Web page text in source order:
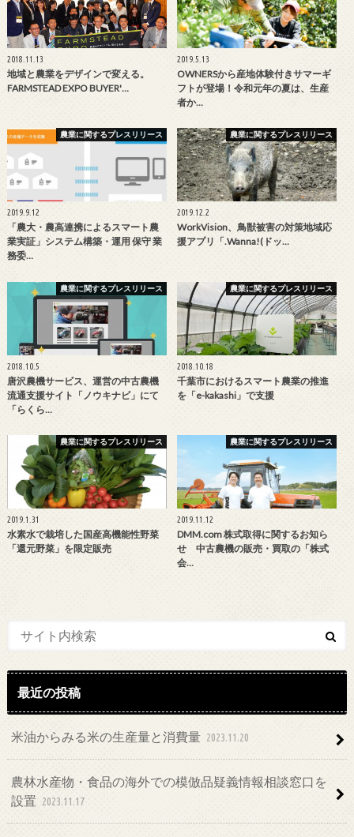
2018.11.13
地域と農業をデザインで変える。
FARMSTEAD EXPO BUYER'…
2019.5.13
OWNERSから産地体験付きサマーギ
フトが登場！令和元年の夏は、生産
者か…
農業に関するプレスリリース
2019.9.12
「農大・農高連携によるスマート農
業実証」システム構築・運用 保守 業
務委…
農業に関するプレスリリース
2019.12.2
WorkVision、鳥獣被害の対策地域応
援アプリ「.Wanna!(ドッ…
農業に関するプレスリリース
2018.10.5
唐沢農機サービス、運営の中古農機
流通支援サイト「ノウキナビ」にて
「らくら…
農業に関するプレスリリース
2018.10.18
千葉市におけるスマート農業の推進
を「e-kakashi」で支援
農業に関するプレスリリース
2019.1.31
水素水で栽培した国産高機能性野菜
「還元野菜」を限定販売
農業に関するプレスリリース
2019.11.12
DMM.com 株式取得に関するお知ら
せ 中古農機の販売・買取の「株式
会…
最近の投稿
米油からみる米の生産量と消費量 2023.11.20
農林水産物・食品の海外での模倣品疑義情報相談窓口を
設置 2023.11.17